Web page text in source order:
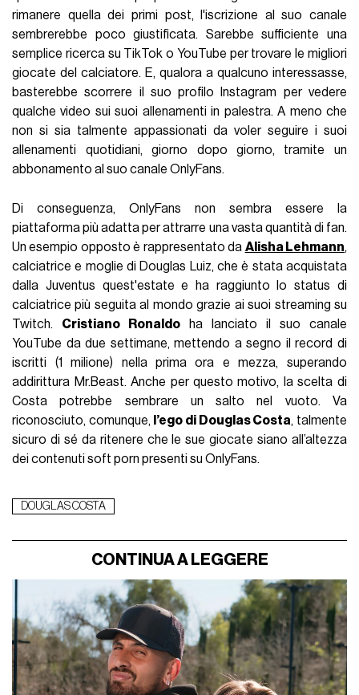
rimanere quella dei primi post, l'iscrizione al suo canale
sembrerebbe poco giustificata. Sarebbe sufficiente una
semplice ricerca su TikTok o YouTube per trovare le migliori
giocate del calciatore. E, qualora a qualcuno interessasse,
basterebbe scorrere il suo profilo Instagram per vedere
qualche video sui suoi allenamenti in palestra. A meno che
non si sia talmente appassionati da voler seguire i suoi
allenamenti quotidiani, giorno dopo giorno, tramite un
abbonamento al suo canale OnlyFans.
Di conseguenza, OnlyFans non sembra essere la
piattaforma più adatta per attrarre una vasta quantità di fan.
Un esempio opposto è rappresentato da Alisha Lehmann,
calciatrice e moglie di Douglas Luiz, che è stata acquistata
dalla Juventus quest'estate e ha raggiunto lo status di
calciatrice più seguita al mondo grazie ai suoi streaming su
Twitch. Cristiano Ronaldo ha lanciato il suo canale
YouTube da due settimane, mettendo a segno il record di
iscritti (1 milione) nella prima ora e mezza, superando
addirittura Mr.Beast. Anche per questo motivo, la scelta di
Costa potrebbe sembrare un salto nel vuoto. Va
riconosciuto, comunque, l’ego di Douglas Costa, talmente
sicuro di sé da ritenere che le sue giocate siano all’altezza
dei contenuti soft porn presenti su OnlyFans.
DOUGLAS COSTA
CONTINUA A LEGGERE